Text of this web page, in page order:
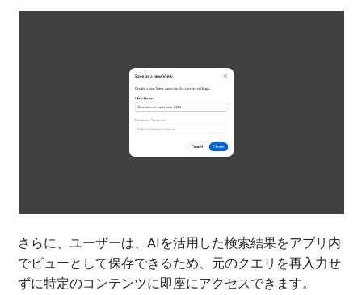
さらに、ユーザーは、AIを活用した検索結果をアプリ内
でビューとして保存できるため、元のクエリを再入力せ
ずに特定のコンテンツに即座にアクセスできます。